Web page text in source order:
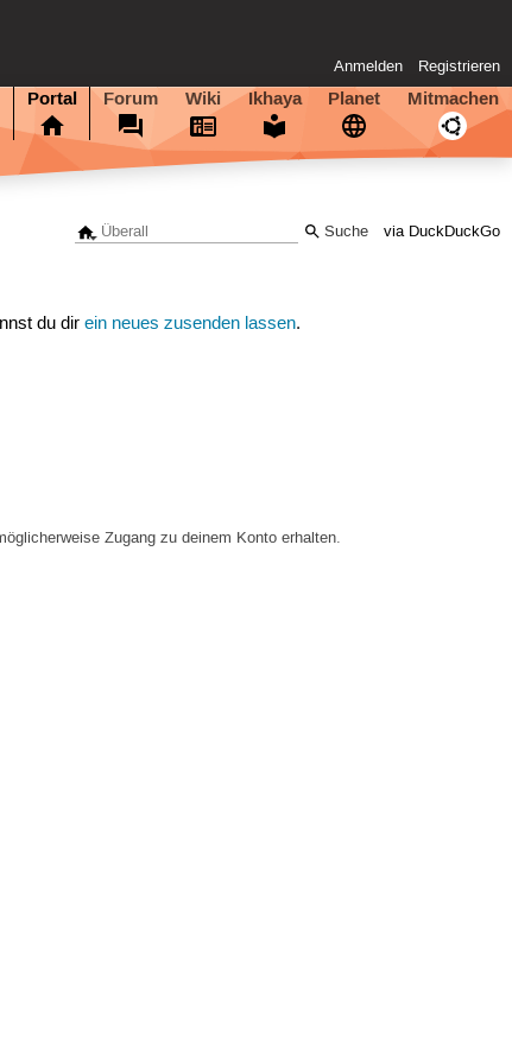
Anmelden Registrieren
Portal Forum Wiki Ikhaya Planet Mitmachen
via DuckDuckGo
du direin neues zusenden lassen.
Zugang zu deinem Konto erhalten.